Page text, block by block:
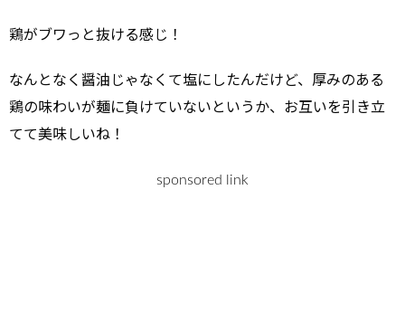
鶏がブワっと抜ける感じ！
なんとなく醤油じゃなくて塩にしたんだけど、厚みのある
鶏の味わいが麺に負けていないというか、お互いを引き立
てて美味しいね！
sponsored link